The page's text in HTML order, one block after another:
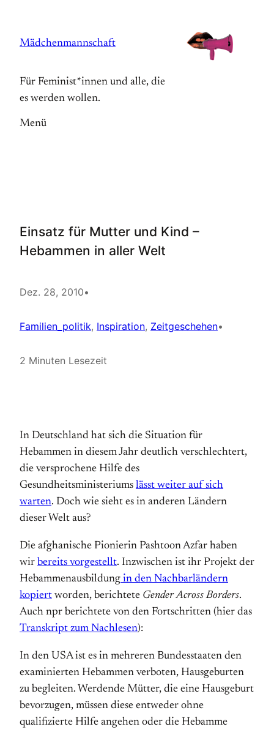
springen
Mädchenmannschaft
Für Feminist*innen und alle, die
es werden wollen.
Menü
Einsatz für Mutter und Kind –
Hebammen in aller Welt
Dez. 28, 2010•
Familien_politik, Inspiration, Zeitgeschehen•
2 Minuten Lesezeit
In Deutschland hat sich die Situation für
Hebammen in diesem Jahr deutlich verschlechtert,
die versprochene Hilfe des
Gesundheitsministeriums lässt weiter auf sich
warten. Doch wie sieht es in anderen Ländern
dieser Welt aus?
Die afghanische Pionierin Pashtoon Azfar haben
wir bereits vorgestellt. Inzwischen ist ihr Projekt der
Hebammenausbildung in den Nachbarländern
kopiert worden, berichtete Gender Across Borders.
Auch npr berichtete von den Fortschritten (hier das
Transkript zum Nachlesen):
In den USA ist es in mehreren Bundesstaaten den
examinierten Hebammen verboten, Hausgeburten
zu begleiten. Werdende Mütter, die eine Hausgeburt
bevorzugen, müssen diese entweder ohne
qualifizierte Hilfe angehen oder die Hebamme